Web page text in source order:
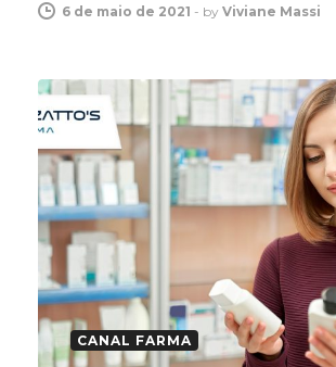
6 de maio de 2021 - by Viviane Massi
CANAL FARMA